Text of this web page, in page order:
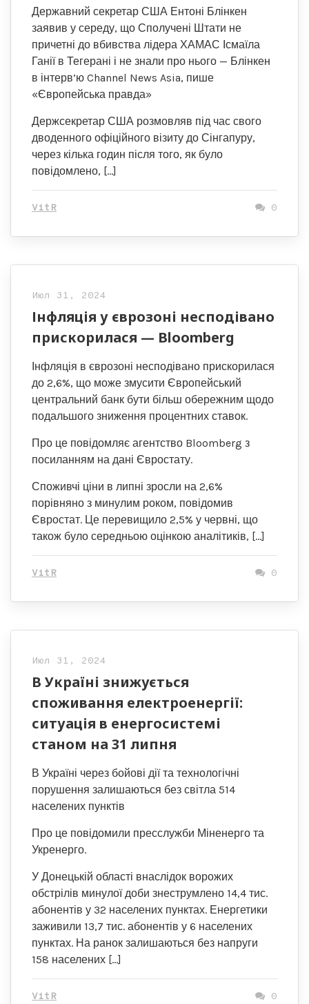
Державний секретар США Ентоні Блінкен
заявив у середу, що Сполучені Штати не
причетні до вбивства лідера ХАМАС Ісмаїла
Ганії в Тегерані і не знали про нього — Блінкен
в інтерв’ю Channel News Asia, пише
«Європейська правда»
Держсекретар США розмовляв під час свого
дводенного офіційного візиту до Сінгапуру,
через кілька годин після того, як було
повідомлено, […]
VitR 0
Июл 31, 2024
Інфляція у єврозоні несподівано
прискорилася — Bloomberg
Інфляція в єврозоні несподівано прискорилася
до 2,6%, що може змусити Європейський
центральний банк бути більш обережним щодо
подальшого зниження процентних ставок.
Про це повідомляє агентство Bloomberg з
посиланням на дані Євростату.
Споживчі ціни в липні зросли на 2,6%
порівняно з минулим роком, повідомив
Євростат. Це перевищило 2,5% у червні, що
також було середньою оцінкою аналітиків, […]
VitR 0
Июл 31, 2024
В Україні знижується
споживання електроенергії:
ситуація в енергосистемі
станом на 31 липня
В Україні через бойові дії та технологічні
порушення залишаються без світла 514
населених пунктів
Про це повідомили пресслужби Міненерго та
Укренерго.
У Донецькій області внаслідок ворожих
обстрілів минулої доби знеструмлено 14,4 тис.
абонентів у 32 населених пунктах. Енергетики
заживили 13,7 тис. абонентів у 6 населених
пунктах. На ранок залишаються без напруги
158 населених […]
VitR 0